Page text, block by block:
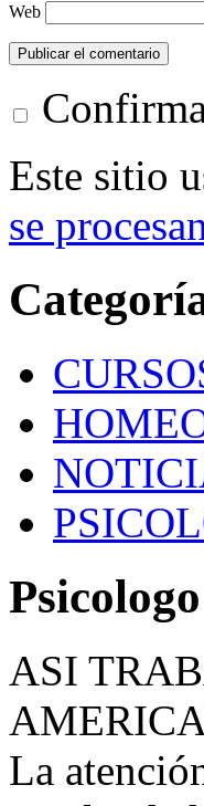
Web
Este sitio
se
ASI
La